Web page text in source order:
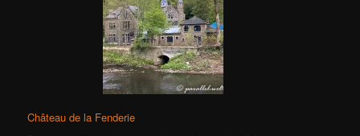
Château de la Fenderie